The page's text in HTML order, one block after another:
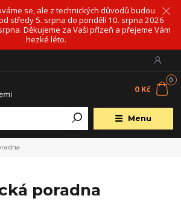
se, ale z technických důvodů budou
středy 5. srpna do pondělí 10. srpna 2026
Děkujeme za Vaši přízeň a přejeme Vám
hezké léto.
Menu
0
0 Kč
poradna